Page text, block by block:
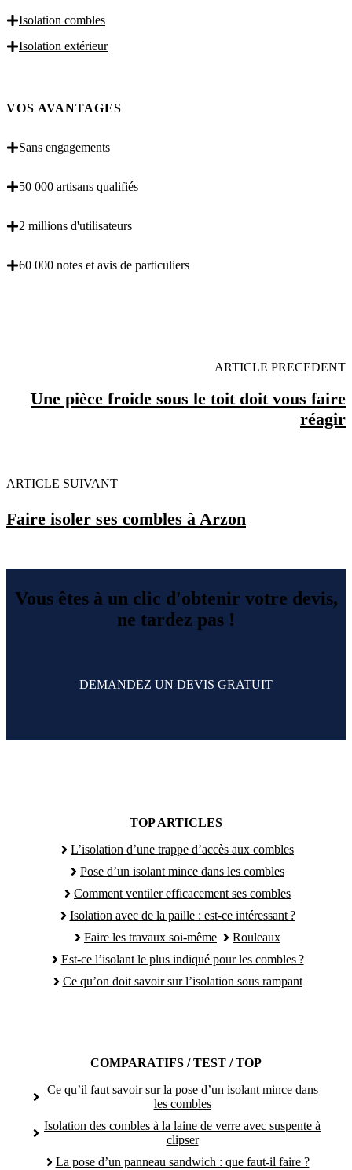
Isolation combles
Isolation extérieur
VOS AVANTAGES
Sans engagements
50 000 artisans qualifiés
2 millions d'utilisateurs
60 000 notes et avis de particuliers
ARTICLE PRECEDENT
Une pièce froide sous le toit doit vous faire
réagir
ARTICLE SUIVANT
Faire isoler ses combles à Arzon
Vous êtes à un clic d'obtenir votre devis,
ne tardez pas !
DEMANDEZ UN DEVIS GRATUIT
TOP ARTICLES
L’isolation d’une trappe d’accès aux combles
Pose d’un isolant mince dans les combles
Comment ventiler efficacement ses combles
Isolation avec de la paille : est-ce intéressant ?
Faire les travaux soi-même
Rouleaux
Est-ce l’isolant le plus indiqué pour les combles ?
Ce qu’on doit savoir sur l’isolation sous rampant
COMPARATIFS / TEST / TOP
Ce qu’il faut savoir sur la pose d’un isolant mince dans
les combles
Isolation des combles à la laine de verre avec suspente à
clipser
La pose d’un panneau sandwich : que faut-il faire ?